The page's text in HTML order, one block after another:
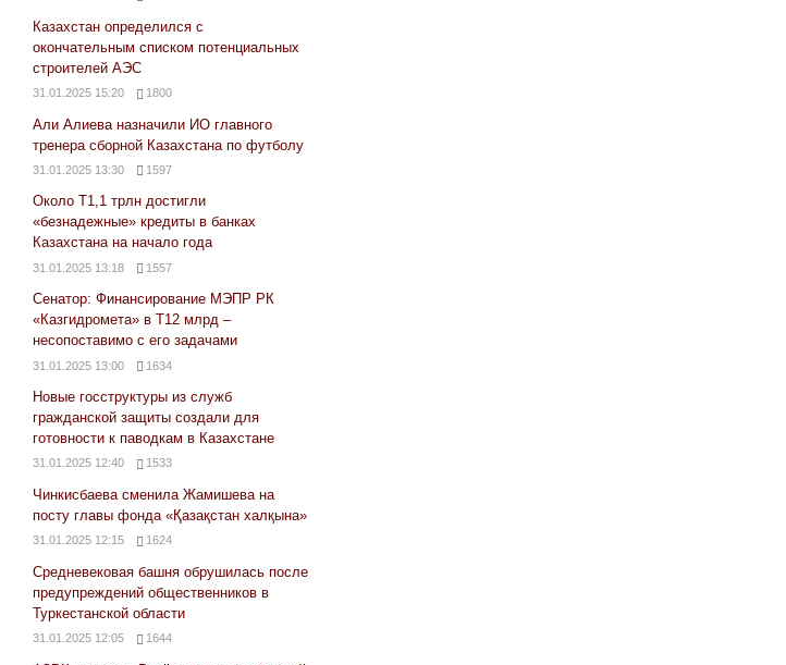
Казахстан определился с
окончательным списком потенциальных
строителей АЭС
31.01.2025 15:20 1800
Али Алиева назначили ИО главного
тренера сборной Казахстана по футболу
31.01.2025 13:30 1597
Около Т1,1 трлн достигли
«безнадежные» кредиты в банках
Казахстана на начало года
31.01.2025 13:18 1557
Сенатор: Финансирование МЭПР РК
«Казгидромета» в Т12 млрд –
несопоставимо с его задачами
31.01.2025 13:00 1634
Новые госструктуры из служб
гражданской защиты создали для
готовности к паводкам в Казахстане
31.01.2025 12:40 1533
Чинкисбаева сменила Жамишева на
посту главы фонда «Қазақстан халқына»
31.01.2025 12:15 1624
Средневековая башня обрушилась после
предупреждений общественников в
Туркестанской области
31.01.2025 12:05 1644